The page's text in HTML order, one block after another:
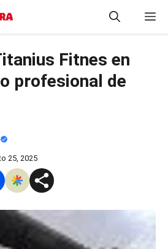
Fitnes en
profesional de
25, 2025